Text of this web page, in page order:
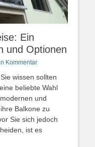
Ein
und Optionen
Kommentar
wissen sollten
beliebte Wahl
und
Balkone zu
Sie sich jedoch
ist es